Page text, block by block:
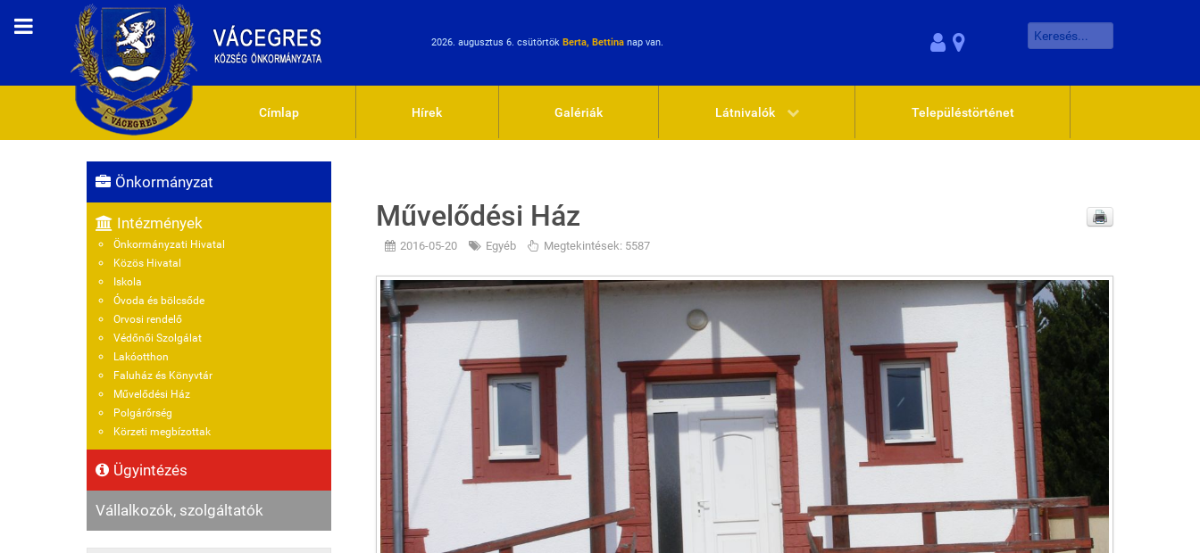
2026. augusztus 6. csütörtök Berta, Bettina nap van.
Címlap Hírek Galériák Látnivalók Településtörténet
Önkormányzat
Intézmények
Önkormányzati Hivatal
Közös Hivatal
Iskola
Óvoda és bölcsőde
Orvosi rendelő
Védőnői Szolgálat
Lakóotthon
Faluház és Könyvtár
Művelődési Ház
Polgárőrség
Körzeti megbízottak
Ügyintézés
Vállalkozók, szolgáltatók
Művelődési Ház
2016-05-20 Egyéb Megtekintések: 5587